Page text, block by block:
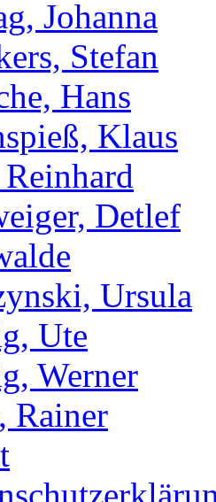
Johanna
Stefan
Hans
Klaus
Detlef
Ursula
Ute
Werner
Rainer